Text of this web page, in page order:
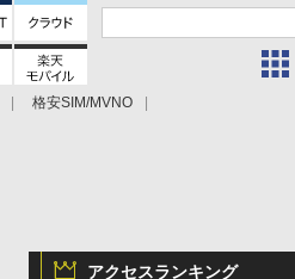
格安SIM/MVNO
アクセスランキング